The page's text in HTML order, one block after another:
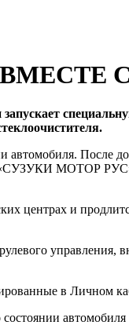
С
автомобиля.
МОТОР
центрах и
в Личном